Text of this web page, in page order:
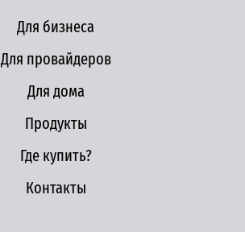
Для бизнеса
Для провайдеров
Для дома
Продукты
Где купить?
Контакты